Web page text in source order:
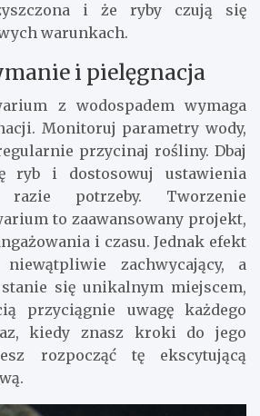
i że ryby czują się
warunkach.
i pielęgnacja
z wodospadem wymaga
Monitoruj parametry wody,
przycinaj rośliny. Dbaj
ryb i dostosowuj ustawienia
potrzeby. Tworzenie
to zaawansowany projekt,
i czasu. Jednak efekt
zachwycający, a
się unikalnym miejscem,
przyciągnie uwagę każdego
kiedy znasz kroki do jego
rozpocząć tę ekscytującą